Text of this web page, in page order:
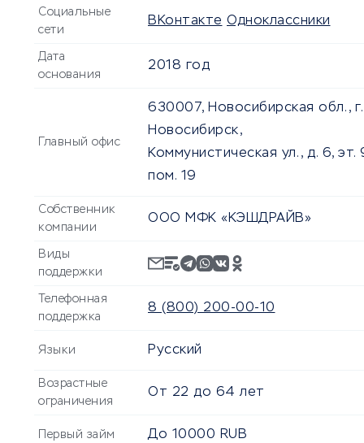
Социальные
сети
ВКонтакте Одноклассники
Дата
основания
2018 год
Главный офис
630007, Новосибирская обл., г.
Новосибирск,
Коммунистическая ул., д. 6, эт.
пом. 19
Собственник
компании
ООО МФК «КЭШДРАЙВ»
Виды
поддержки
Телефонная
поддержка
8 (800) 200-00-10
Языки Русский
Возрастные
ограничения
От 22 до 64 лет
Первый займ До 10000 RUB